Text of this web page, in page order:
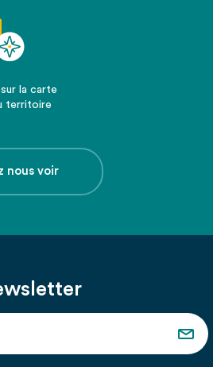
la carte
territoire
nous voir